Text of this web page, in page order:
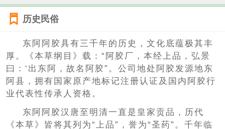
历史民俗
东阿阿胶具有三千年的历史，文化底蕴极其丰
厚。《本草纲目》载：“阿胶厂，本经上品，弘景
曰：‘出东阿，故名阿胶”。公司地处阿胶发源地东
阿县，拥有国家原产地标记注册认证及国内阿胶行
业代表性传承人资格。
东阿阿胶汉唐至明清一直是皇家贡品，历代
《本草》皆将其列为“上品”，誉为“圣药”。千年临